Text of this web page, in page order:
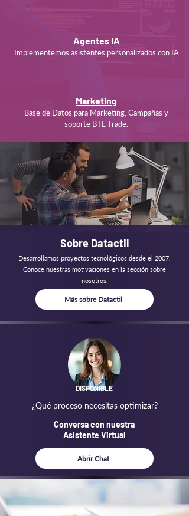
Agentes IA
Implementemos asistentes personalizados con IA
Marketing
Base de Datos para Marketing, Campañas y
soporte BTL-Trade.
Sobre Datactil
Desarrollamos proyectos tecnológicos desde el 2007.
Conoce nuestras motivaciones en la sección sobre
nosotros.
Más sobre Datactil
DISPONIBLE
¿Qué proceso necesitas optimizar?
Conversa con nuestra
Asistente Virtual
Abrir Chat